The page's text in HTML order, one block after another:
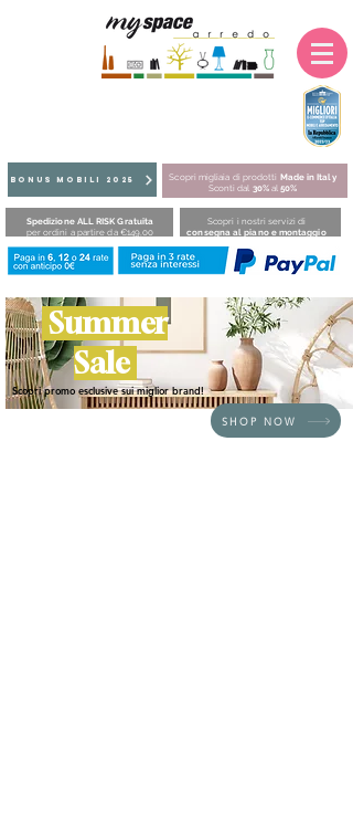
BONUS MOBILI 2025 Scopri migliaia di prodotti Made in Italy
Sconti dal 30%al50%
Spedizione ALL RISK Gratuita
per ordini a partire da €149,00
Scopri i nostri servizi di
consegna al piano e montaggio
Summer
Sale
SHOP NOW
Scopri promo esclusive sui miglior brand!